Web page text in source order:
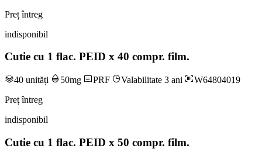
Preț întreg
indisponibil
Cutie cu 1 flac. PEID x 40 compr. film.
40 unități 50mg PRF Valabilitate 3 ani
W64804019
Preț întreg
indisponibil
Cutie cu 1 flac. PEID x 50 compr. film.